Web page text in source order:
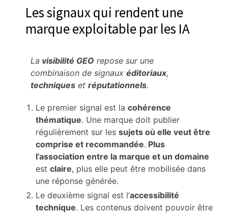
Les signaux qui rendent une
marque exploitable par les IA
La visibilité GEO repose sur une
combinaison de signaux éditoriaux,
techniques et réputationnels.
Le premier signal est la cohérence
thématique. Une marque doit publier
régulièrement sur les sujets où elle veut être
comprise et recommandée. Plus
l’association entre la marque et un domaine
est claire, plus elle peut être mobilisée dans
une réponse générée.
Le deuxième signal est l’accessibilité
technique. Les contenus doivent pouvoir être